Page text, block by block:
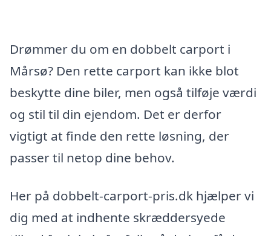
Drømmer du om en dobbelt carport i
Mårsø? Den rette carport kan ikke blot
beskytte dine biler, men også tilføje værdi
og stil til din ejendom. Det er derfor
vigtigt at finde den rette løsning, der
passer til netop dine behov.
Her på dobbelt-carport-pris.dk hjælper vi
dig med at indhente skræddersyede